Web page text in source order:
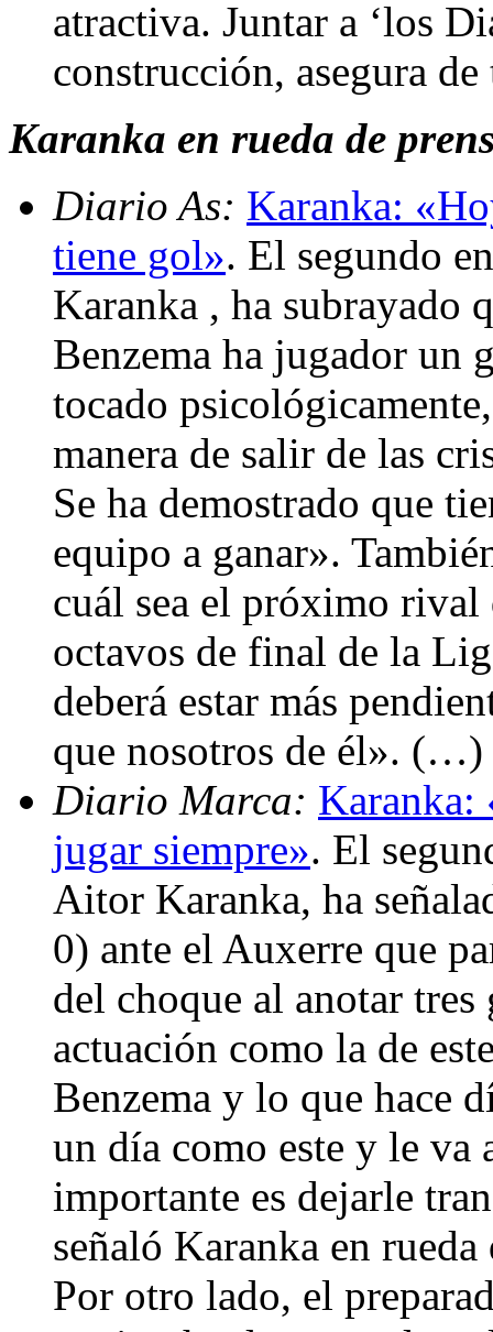
atractiva. Juntar a ‘los
construcción, asegura
Karanka en rueda de
Diario As: Karanka:
tiene gol». El segundo
Karanka , ha subrayado
Benzema ha jugador un
tocado
manera de salir de las
Se ha demostrado que
equipo a ganar».
cuál sea el próximo
octavos de final de la
deberá estar más
que nosotros de él». (…)
Diario Marca: Karanka:
jugar siempre». El
Aitor Karanka, ha
0) ante el Auxerre que
del choque al anotar
actuación como la de
Benzema y lo que hace
un día como este y le va
importante es dejarle
señaló Karanka en
Por otro lado, el